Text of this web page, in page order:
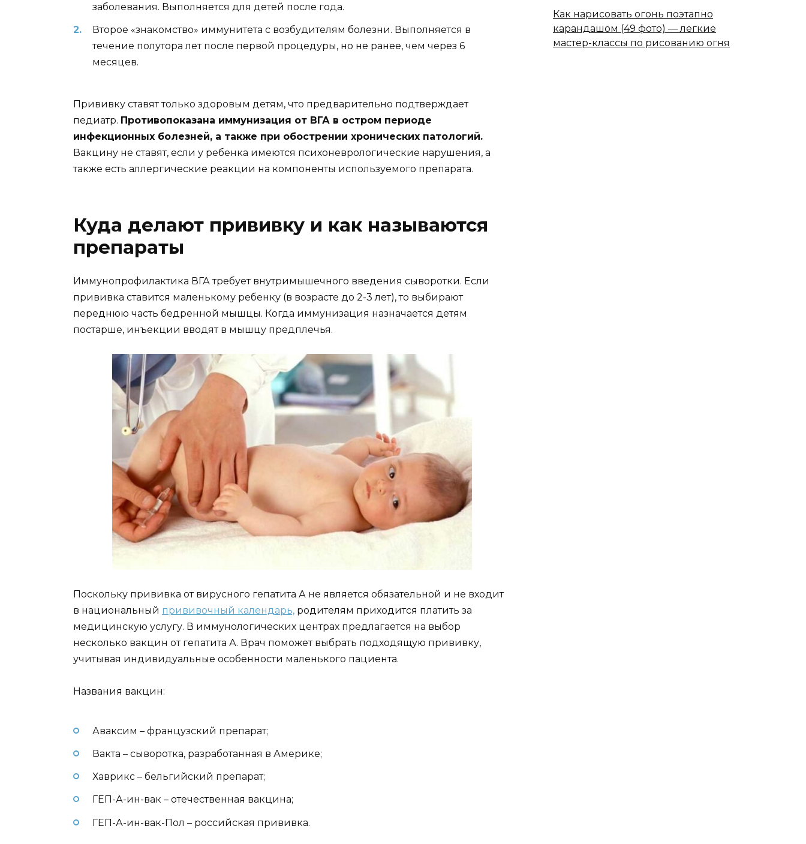
заболевания. Выполняется для детей после года.
Второе «знакомство» иммунитета с возбудителям болезни. Выполняется в
течение полутора лет после первой процедуры, но не ранее, чем через 6
месяцев.
Прививку ставят только здоровым детям, что предварительно подтверждает
педиатр. Противопоказана иммунизация от ВГА в остром периоде
инфекционных болезней, а также при обострении хронических патологий.
Вакцину не ставят, если у ребенка имеются психоневрологические нарушения, а
также есть аллергические реакции на компоненты используемого препарата.
Куда делают прививку и как называются
препараты
Иммунопрофилактика ВГА требует внутримышечного введения сыворотки. Если
прививка ставится маленькому ребенку (в возрасте до 2-3 лет), то выбирают
переднюю часть бедренной мышцы. Когда иммунизация назначается детям
постарше, инъекции вводят в мышцу предплечья.
Поскольку прививка от вирусного гепатита А не является обязательной и не входит
в национальный прививочный календарь, родителям приходится платить за
медицинскую услугу. В иммунологических центрах предлагается на выбор
несколько вакцин от гепатита А. Врач поможет выбрать подходящую прививку,
учитывая индивидуальные особенности маленького пациента.
Названия вакцин:
Аваксим – французский препарат;
Вакта – сыворотка, разработанная в Америке;
Хаврикс – бельгийский препарат;
ГЕП-А-ин-вак – отечественная вакцина;
ГЕП-А-ин-вак-Пол – российская прививка.
Как нарисовать огонь поэтапно
карандашом (49 фото) — легкие
мастер-классы по рисованию огня